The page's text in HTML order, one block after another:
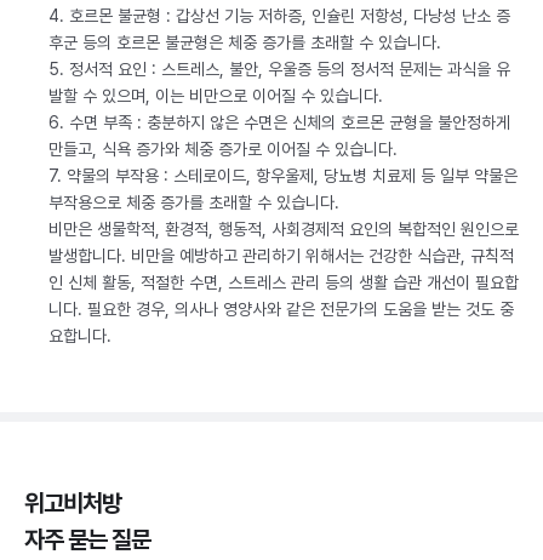
4. 호르몬 불균형 : 갑상선 기능 저하증, 인슐린 저항성, 다낭성 난소 증
후군 등의 호르몬 불균형은 체중 증가를 초래할 수 있습니다.
5. 정서적 요인 : 스트레스, 불안, 우울증 등의 정서적 문제는 과식을 유
발할 수 있으며, 이는 비만으로 이어질 수 있습니다.
6. 수면 부족 : 충분하지 않은 수면은 신체의 호르몬 균형을 불안정하게
만들고, 식욕 증가와 체중 증가로 이어질 수 있습니다.
7. 약물의 부작용 : 스테로이드, 항우울제, 당뇨병 치료제 등 일부 약물은
부작용으로 체중 증가를 초래할 수 있습니다.
비만은 생물학적, 환경적, 행동적, 사회경제적 요인의 복합적인 원인으로
발생합니다. 비만을 예방하고 관리하기 위해서는 건강한 식습관, 규칙적
인 신체 활동, 적절한 수면, 스트레스 관리 등의 생활 습관 개선이 필요합
니다. 필요한 경우, 의사나 영양사와 같은 전문가의 도움을 받는 것도 중
요합니다.
위고비처방
자주 묻는 질문